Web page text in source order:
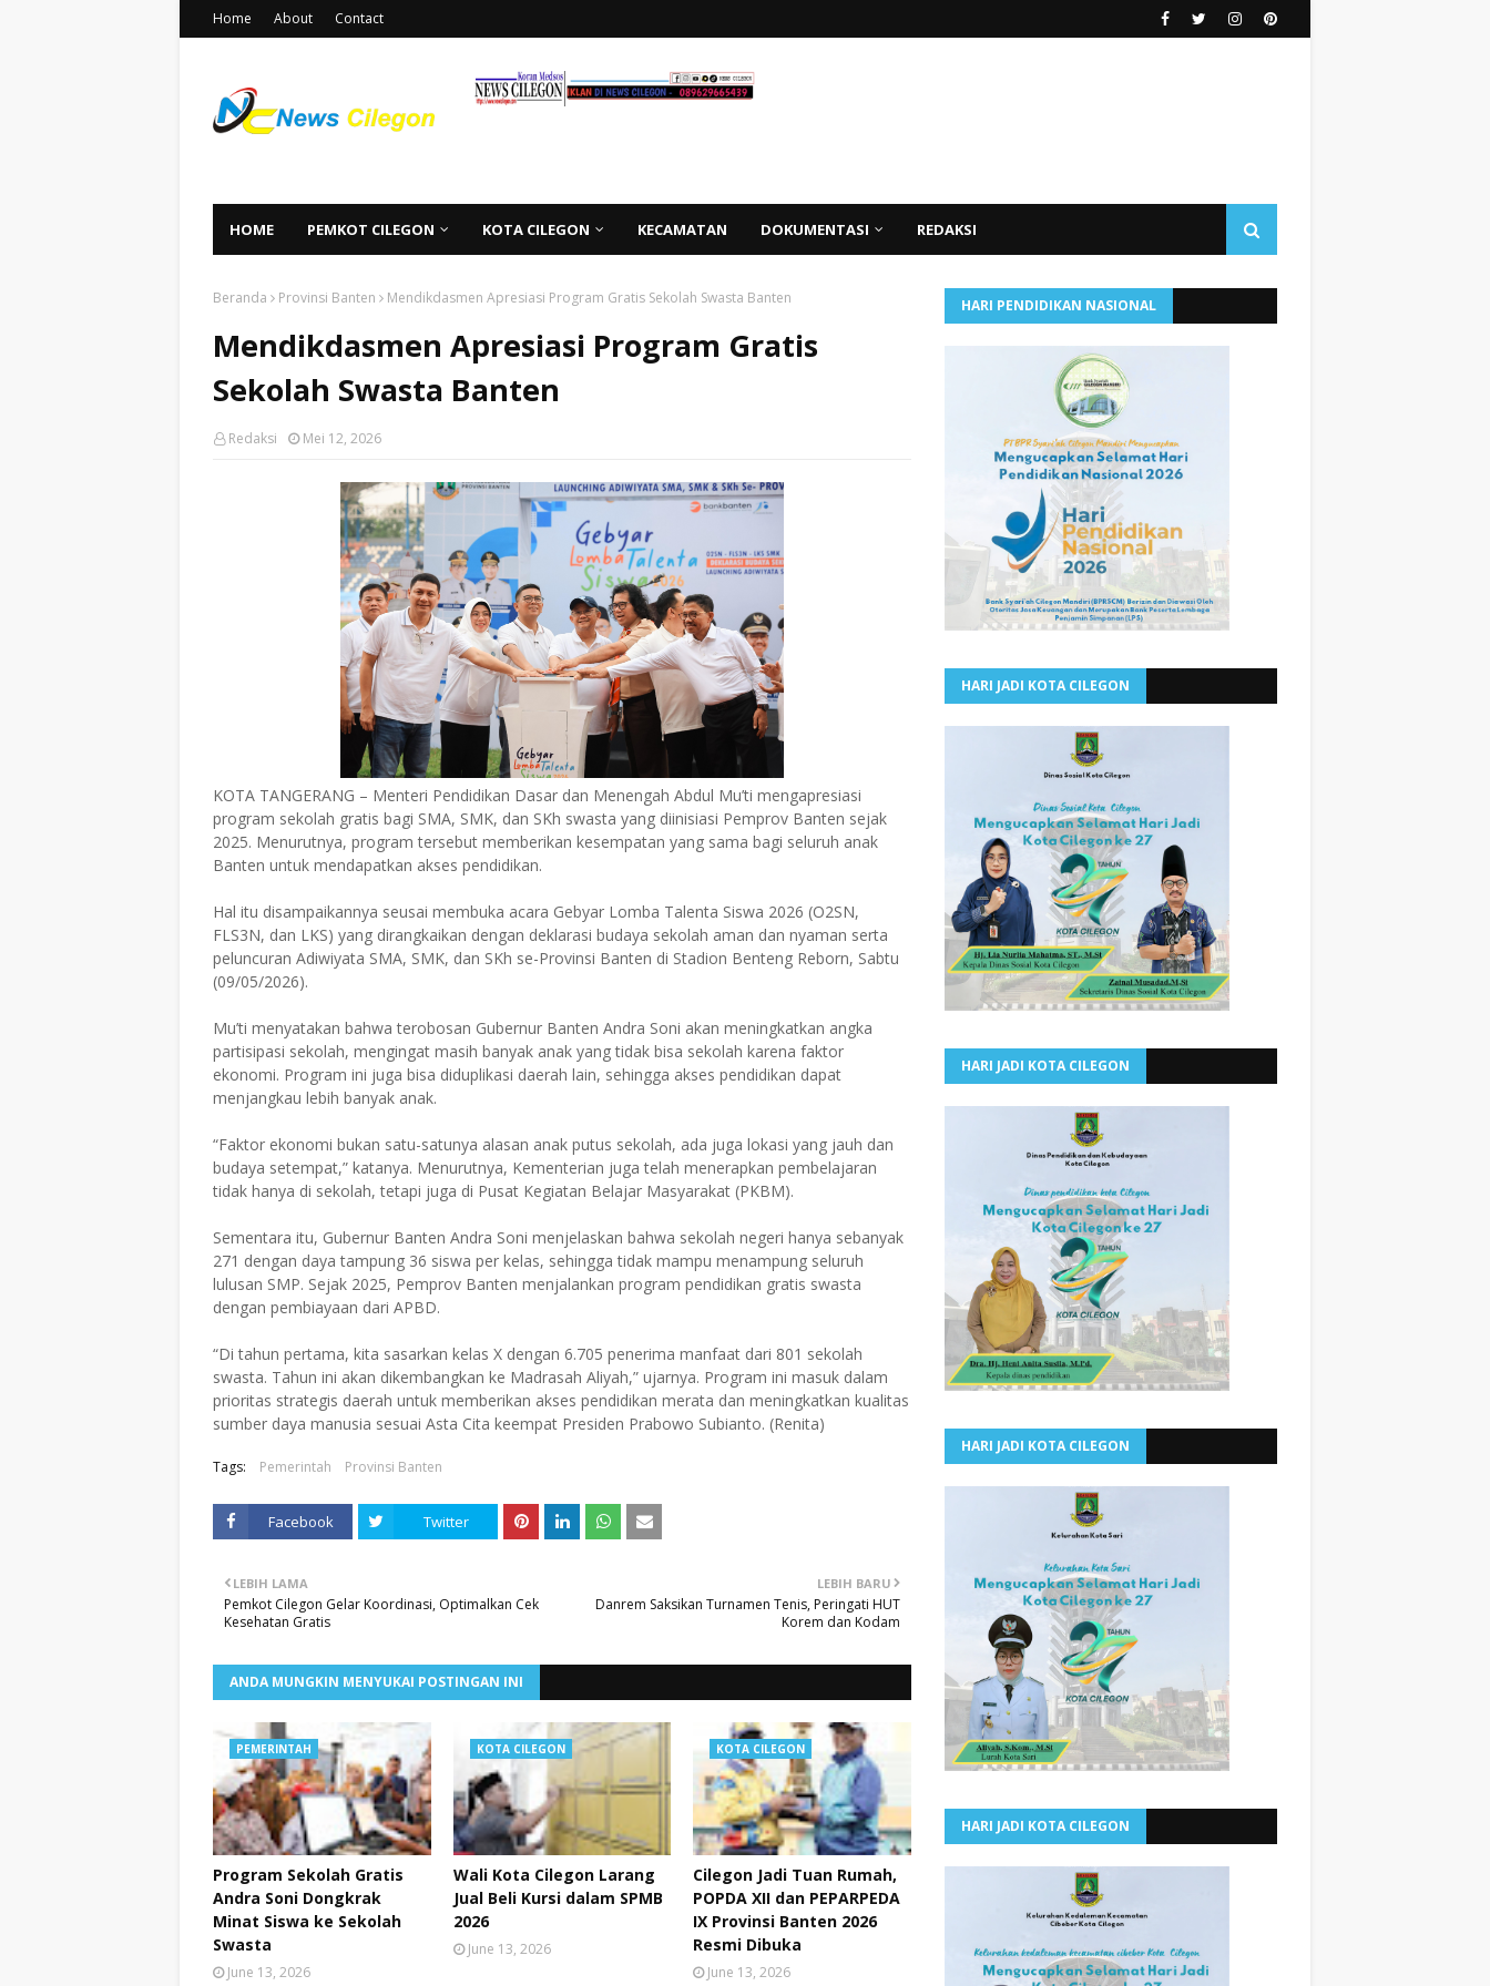
Home About Contact
HOME PEMKOT CILEGON KOTA CILEGON KECAMATAN DOKUMENTASI REDAKSI
Beranda Provinsi Banten Mendikdasmen Apresiasi Program Gratis Sekolah Swasta Banten
Mendikdasmen Apresiasi Program Gratis
Sekolah Swasta Banten
Redaksi Mei 12, 2026
KOTA TANGERANG – Menteri Pendidikan Dasar dan Menengah Abdul Mu’ti mengapresiasi
program sekolah gratis bagi SMA, SMK, dan SKh swasta yang diinisiasi Pemprov Banten sejak
2025. Menurutnya, program tersebut memberikan kesempatan yang sama bagi seluruh anak
Banten untuk mendapatkan akses pendidikan.
Hal itu disampaikannya seusai membuka acara Gebyar Lomba Talenta Siswa 2026 (O2SN,
FLS3N, dan LKS) yang dirangkaikan dengan deklarasi budaya sekolah aman dan nyaman serta
peluncuran Adiwiyata SMA, SMK, dan SKh se-Provinsi Banten di Stadion Benteng Reborn, Sabtu
(09/05/2026).
Mu’ti menyatakan bahwa terobosan Gubernur Banten Andra Soni akan meningkatkan angka
partisipasi sekolah, mengingat masih banyak anak yang tidak bisa sekolah karena faktor
ekonomi. Program ini juga bisa diduplikasi daerah lain, sehingga akses pendidikan dapat
menjangkau lebih banyak anak.
“Faktor ekonomi bukan satu-satunya alasan anak putus sekolah, ada juga lokasi yang jauh dan
budaya setempat,” katanya. Menurutnya, Kementerian juga telah menerapkan pembelajaran
tidak hanya di sekolah, tetapi juga di Pusat Kegiatan Belajar Masyarakat (PKBM).
Sementara itu, Gubernur Banten Andra Soni menjelaskan bahwa sekolah negeri hanya sebanyak
271 dengan daya tampung 36 siswa per kelas, sehingga tidak mampu menampung seluruh
lulusan SMP. Sejak 2025, Pemprov Banten menjalankan program pendidikan gratis swasta
dengan pembiayaan dari APBD.
“Di tahun pertama, kita sasarkan kelas X dengan 6.705 penerima manfaat dari 801 sekolah
swasta. Tahun ini akan dikembangkan ke Madrasah Aliyah,” ujarnya. Program ini masuk dalam
prioritas strategis daerah untuk memberikan akses pendidikan merata dan meningkatkan kualitas
sumber daya manusia sesuai Asta Cita keempat Presiden Prabowo Subianto. (Renita)
Tags: Pemerintah Provinsi Banten
Facebook Twitter
LEBIH BARU
Danrem Saksikan Turnamen Tenis, Peringati HUT
Korem dan Kodam
LEBIH LAMA
Pemkot Cilegon Gelar Koordinasi, Optimalkan Cek
Kesehatan Gratis
ANDA MUNGKIN MENYUKAI POSTINGAN INI
PEMERINTAH
Program Sekolah Gratis
Andra Soni Dongkrak
Minat Siswa ke Sekolah
Swasta
June 13, 2026
KOTA CILEGON
Wali Kota Cilegon Larang
Jual Beli Kursi dalam SPMB
2026
June 13, 2026
KOTA CILEGON
Cilegon Jadi Tuan Rumah,
POPDA XII dan PEPARPEDA
IX Provinsi Banten 2026
Resmi Dibuka
June 13, 2026
HARI PENDIDIKAN NASIONAL
HARI JADI KOTA CILEGON
HARI JADI KOTA CILEGON
HARI JADI KOTA CILEGON
HARI JADI KOTA CILEGON